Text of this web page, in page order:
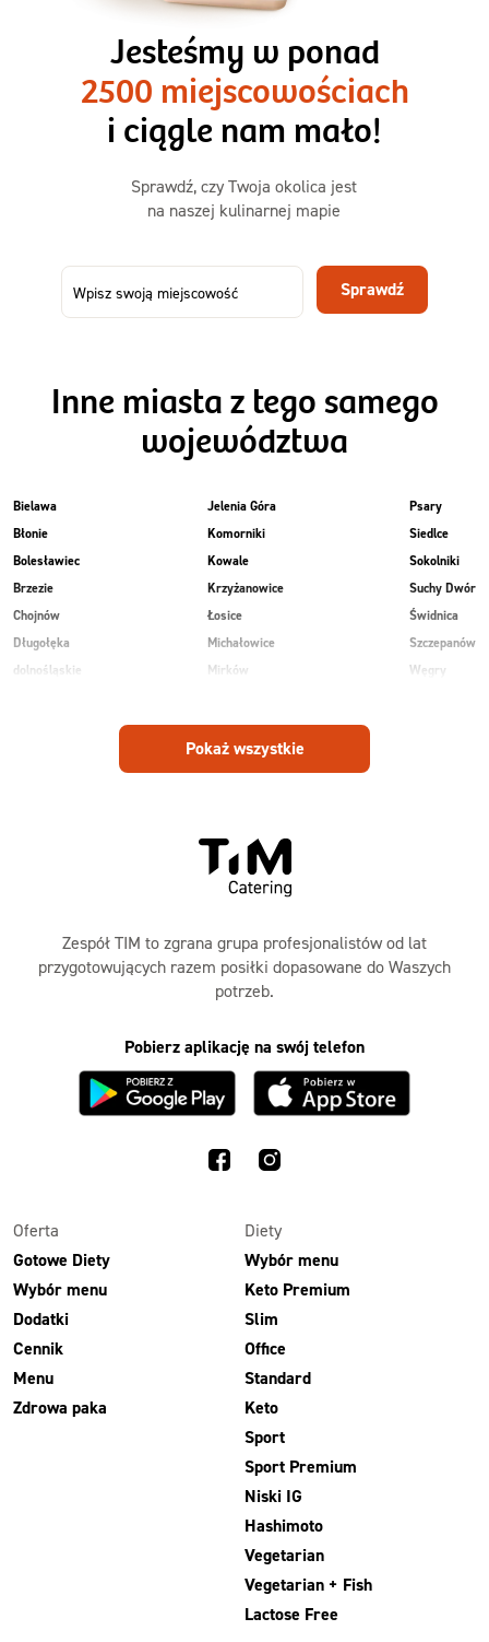
1500kcal - 2250kcal
3 sycące posiłki o większej objętości. Mniej dań,
ta sama wygoda!
50,31 zł
73,99
-32%
Menu
Jesteśmy w ponad
2500 miejscowościach
i ciągle nam mało!
Sprawdź, czy Twoja okolica jest
na naszej kulinarnej mapie
Sprawdź
Inne miasta z tego samego
województwa
Bielawa
Błonie
Bolesławiec
Brzezie
Chojnów
Długołęka
dolnośląskie
Jelenia Góra
Komorniki
Kowale
Krzyżanowice
Łosice
Michałowice
Mirków
Piekary
Piotrowice
Psary
Siedlce
Sokolniki
Suchy Dwór
Świdnica
Szczepanów
Węgry
Pokaż wszystkie
Zespół TIM to zgrana grupa profesjonalistów od lat
przygotowujących razem posiłki dopasowane do Waszych
potrzeb.
Pobierz aplikację na swój telefon
Oferta
Gotowe Diety
Wybór menu
Dodatki
Cennik
Menu
Zdrowa paka
Diety
Wybór menu
Keto Premium
Slim
Office
Standard
Keto
Sport
Sport Premium
Niski IG
Hashimoto
Vegetarian
Vegetarian + Fish
Lactose Free